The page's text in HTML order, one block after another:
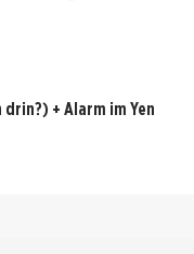
+ Alarm im Yen